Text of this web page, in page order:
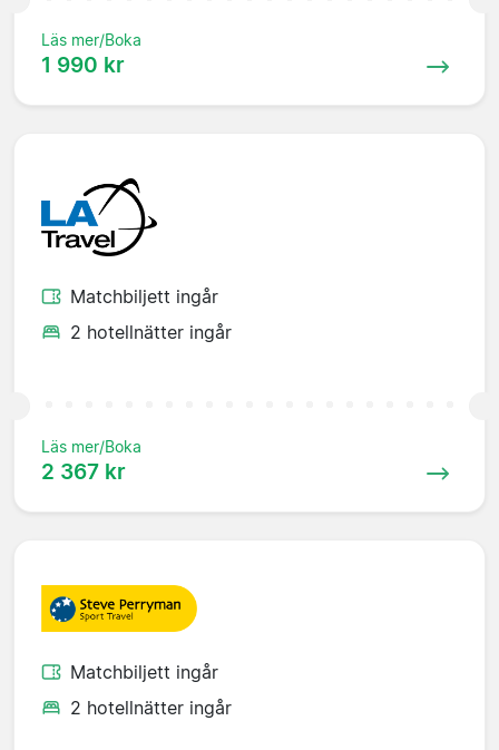
Läs mer/Boka
1 990 kr
Matchbiljett ingår
2 hotellnätter ingår
Läs mer/Boka
2 367 kr
Matchbiljett ingår
2 hotellnätter ingår